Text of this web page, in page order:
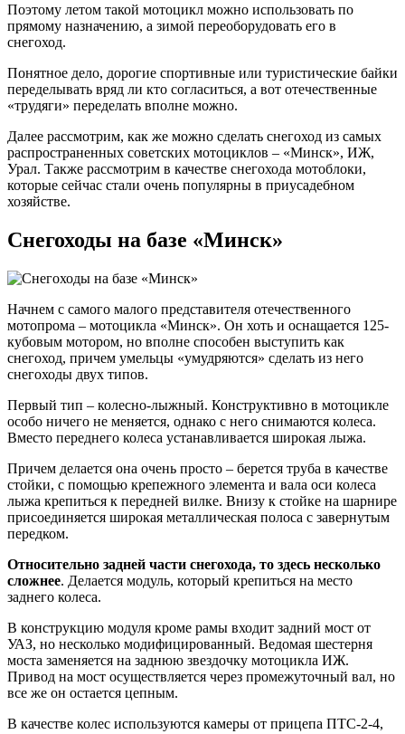
Поэтому летом такой мотоцикл можно использовать по
прямому назначению, а зимой переоборудовать его в
снегоход.
Понятное дело, дорогие спортивные или туристические байки
переделывать вряд ли кто согласиться, а вот отечественные
«трудяги» переделать вполне можно.
Далее рассмотрим, как же можно сделать снегоход из самых
распространенных советских мотоциклов – «Минск», ИЖ,
Урал. Также рассмотрим в качестве снегохода мотоблоки,
которые сейчас стали очень популярны в приусадебном
хозяйстве.
Снегоходы на базе «Минск»
Начнем с самого малого представителя отечественного
мотопрома – мотоцикла «Минск». Он хоть и оснащается 125-
кубовым мотором, но вполне способен выступить как
снегоход, причем умельцы «умудряются» сделать из него
снегоходы двух типов.
Первый тип – колесно-лыжный. Конструктивно в мотоцикле
особо ничего не меняется, однако с него снимаются колеса.
Вместо переднего колеса устанавливается широкая лыжа.
Причем делается она очень просто – берется труба в качестве
стойки, с помощью крепежного элемента и вала оси колеса
лыжа крепиться к передней вилке. Внизу к стойке на шарнире
присоединяется широкая металлическая полоса с завернутым
передком.
Относительно задней части снегохода, то здесь несколько
сложнее. Делается модуль, который крепиться на место
заднего колеса.
В конструкцию модуля кроме рамы входит задний мост от
УАЗ, но несколько модифицированный. Ведомая шестерня
моста заменяется на заднюю звездочку мотоцикла ИЖ.
Привод на мост осуществляется через промежуточный вал, но
все же он остается цепным.
В качестве колес используются камеры от прицепа ПТС-2-4,